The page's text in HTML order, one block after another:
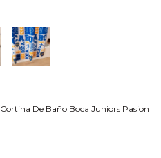
Cortina De Baño Boca Juniors Pasion